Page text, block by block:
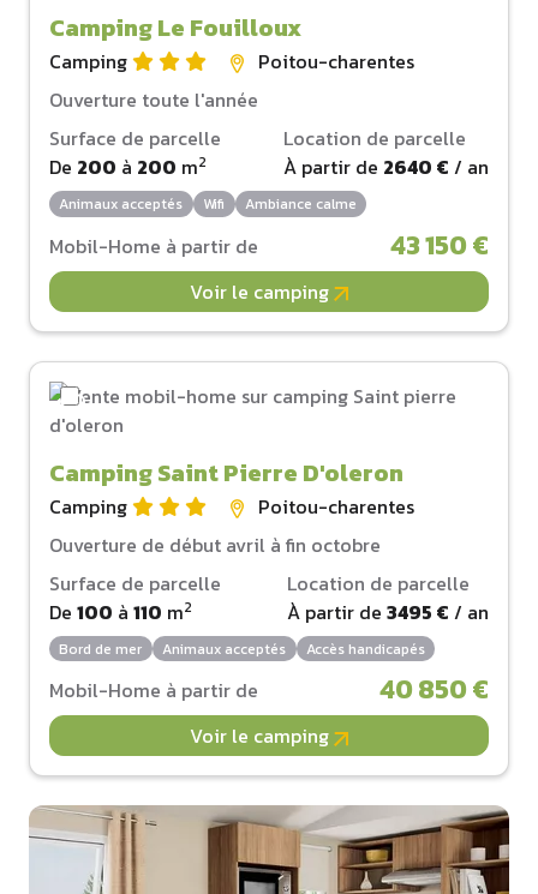
Camping Le Fouilloux
Camping
Poitou-charentes
Ouverture toute l'année
Surface de parcelle
De 200 à 200 m2
Location de parcelle
À partir de 2640 € / an
Animaux acceptés Wifi Ambiance calme
Mobil-Home à partir de 43 150 €
Voir le camping
Camping Saint Pierre D'oleron
Camping
Poitou-charentes
Ouverture de début avril à fin octobre
Surface de parcelle
De 100 à 110 m2
Location de parcelle
À partir de 3495 € / an
Bord de mer Animaux acceptés Accès handicapés
Mobil-Home à partir de 40 850 €
Voir le camping